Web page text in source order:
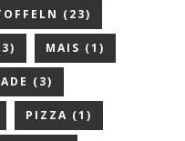
(23)
MAIS (1)
(3)
PIZZA (1)